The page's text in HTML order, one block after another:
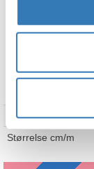
Partyland leverer
butikker i hele
Merke
Størrelse cm/m